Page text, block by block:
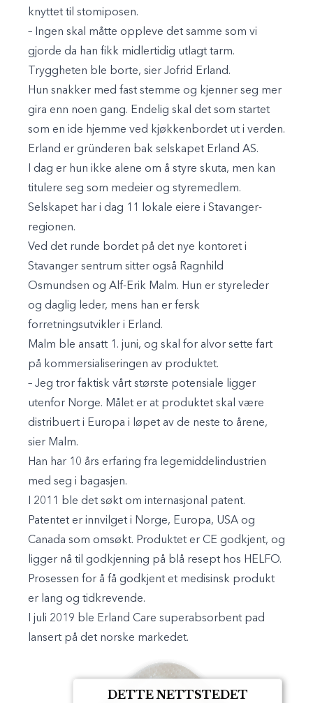
knyttet til stomiposen.
– Ingen skal måtte oppleve det samme som vi
gjorde da han fikk midlertidig utlagt tarm.
Tryggheten ble borte, sier Jofrid Erland.
Hun snakker med fast stemme og kjenner seg mer
gira enn noen gang. Endelig skal det som startet
som en ide hjemme ved kjøkkenbordet ut i verden.
Erland er gründeren bak selskapet Erland AS.
I dag er hun ikke alene om å styre skuta, men kan
titulere seg som medeier og styremedlem.
Selskapet har i dag 11 lokale eiere i Stavanger-
regionen.
Ved det runde bordet på det nye kontoret i
Stavanger sentrum sitter også Ragnhild
Osmundsen og Alf-Erik Malm. Hun er styreleder
og daglig leder, mens han er fersk
forretningsutvikler i Erland.
Malm ble ansatt 1. juni, og skal for alvor sette fart
på kommersialiseringen av produktet.
– Jeg tror faktisk vårt største potensiale ligger
utenfor Norge. Målet er at produktet skal være
distribuert i Europa i løpet av de neste to årene,
sier Malm.
Han har 10 års erfaring fra legemiddelindustrien
med seg i bagasjen.
I 2011 ble det søkt om internasjonal patent.
Patentet er innvilget i Norge, Europa, USA og
Canada som omsøkt. Produktet er CE godkjent, og
ligger nå til godkjenning på blå resept hos HELFO.
Prosessen for å få godkjent et medisinsk produkt
er lang og tidkrevende.
I juli 2019 ble Erland Care superabsorbent pad
lansert på det norske markedet.
DETTE NETTSTEDET